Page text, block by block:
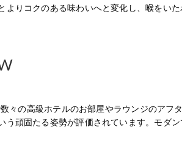
りコクのある味わいへと変化し、喉をいた
々の高級ホテルのお部屋やラウンジのアフ
頑固たる姿勢が評価されています。モダン